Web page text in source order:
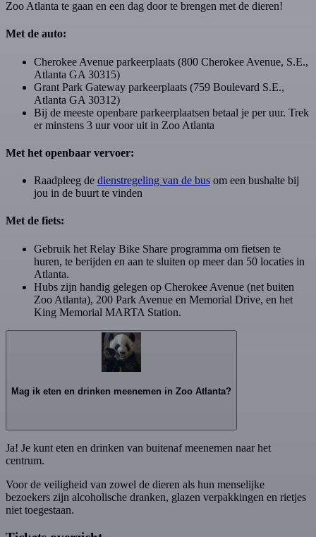
Zoo Atlanta te gaan en een dag door te brengen met de dieren!
Met de auto:
Cherokee Avenue parkeerplaats (800 Cherokee Avenue, S.E.,
Atlanta GA 30315)
Grant Park Gateway parkeerplaats (759 Boulevard S.E.,
Atlanta GA 30312)
Bij de meeste openbare parkeerplaatsen betaal je per uur. Trek
er minstens 3 uur voor uit in Zoo Atlanta
Met het openbaar vervoer:
Raadpleeg de dienstregeling van de bus om een bushalte bij
jou in de buurt te vinden
Met de fiets:
Gebruik het Relay Bike Share programma om fietsen te
huren, te berijden en aan te sluiten op meer dan 50 locaties in
Atlanta.
Hubs zijn handig gelegen op Cherokee Avenue (net buiten
Zoo Atlanta), 200 Park Avenue en Memorial Drive, en het
King Memorial MARTA Station.
Mag ik eten en drinken meenemen in Zoo Atlanta?
Ja! Je kunt eten en drinken van buitenaf meenemen naar het
centrum.
Voor de veiligheid van zowel de dieren als hun menselijke
bezoekers zijn alcoholische dranken, glazen verpakkingen en rietjes
niet toegestaan.